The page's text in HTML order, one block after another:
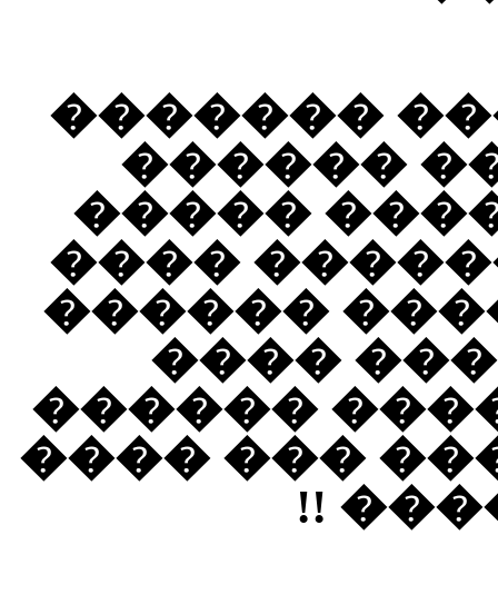
���� ����
���
�����
�����
���� � ���
������
������
�����
��